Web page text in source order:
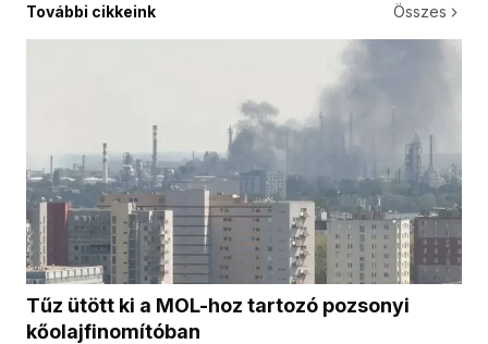
További cikkeink Összes
Tűz ütött ki a MOL-hoz tartozó pozsonyi
kőolajfinomítóban